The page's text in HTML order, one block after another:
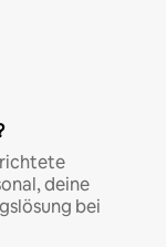
deine
bei